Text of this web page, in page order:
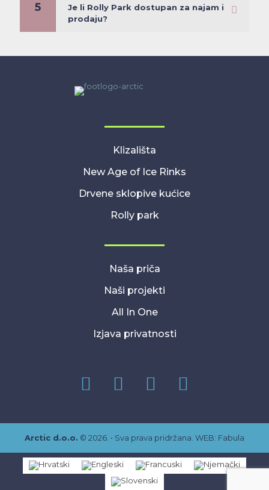
5
Je li Rolly Park dostupan za najam i
prodaju?
Klizališta
New Age of Ice Rinks
Drvene sklopive kućice
Rolly park
Naša priča
Naši projekti
All In One
Izjava privatnosti
Arctic d.o.o. © 2026. • Sva prava pridržana. WEB: Fabula